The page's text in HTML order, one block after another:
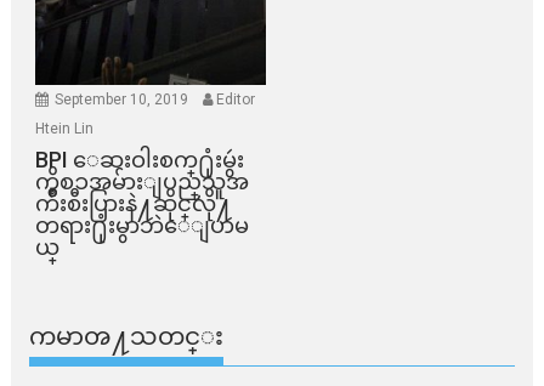
September 10, 2019
Editor
Htein Lin
BPI ​ေဆးဝါးစက္​႐ုံးမွဴး
ကိစၥအမ်ားျပည္​သူအ
က်ိဳးစီးပြားနဲ႔ဆိုင္​လို႔
တရား႐ုံးမွာဘဲေျပာမ
ယ္​
ကမာၻ႔သတင္း